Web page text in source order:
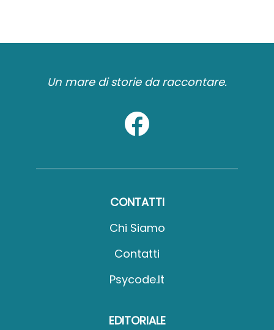
Un mare di storie da raccontare.
CONTATTI
Chi Siamo
Contatti
Psycode.it
EDITORIALE